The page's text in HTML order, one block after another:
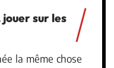
sur les
la même chose